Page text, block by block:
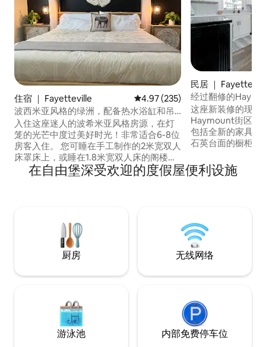
住宿 ｜ Fayetteville 平均评分 4.97 分（满分 5 分），
4.97 (235)
波西米亚风格的绿洲，配备热水浴缸和吊
床，可供8人入住
入住这座迷人的波希米亚风格房源，在灯
笼的光芒中度过美好时光！非常适合6-8位
房客入住。 您可睡在手工制作的2米宽双人
床罩床上，或睡在1.8米宽双人床的阁楼床
上，床下有冥想空间。 在电视旁的壁炉旁
享受温馨氛围，在吊床上放松身心，在带
身心，或探索附近的公园和市中心，距离
这里仅几分钟路程。 您的波西米亚度假胜
地在等着您。
民居 ｜
经过翻修的
10分钟
这座新装修的现代
Haymount街区，
包括全新的家具、
石英台面的橱柜、
木鸟体育场（
有很短的车程，
在自由堡深受欢迎的度假屋便利设施
厨房 无线网络
游泳池 内部免费停车位